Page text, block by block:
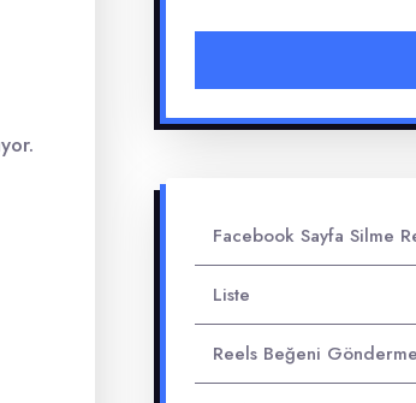
Facebook Sayfa Silme
Liste
Reels Beğeni